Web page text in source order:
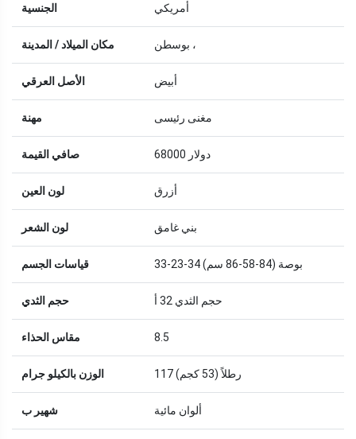
الجنسية أمريكي
مكان الميلاد / المدينة بوسطن ،
الأصل العرقي أبيض
مهنة مغنى رئيسى
صافي القيمة 68000 دولار
لون العين أزرق
لون الشعر بني غامق
قياسات الجسم 33-23-34 بوصة (84-58-86 سم)
حجم الثدي حجم الثدي 32 أ
مقاس الحذاء 8.5
الوزن بالكيلو جرام 117 رطلاً (53 كجم)
شهير ب ألوان مائية